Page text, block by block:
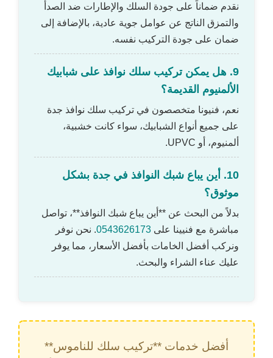
نقدم ضماناً على جودة السلك والإطارات ضد الصدأ
والتمزق الناتج عن عوامل جوية عادية، بالإضافة إلى
ضمان على جودة التركيب نفسه.
9. هل يمكن تركيب سلك نوافذ على شبابيك
الألمنيوم القديمة؟
نعم، فنيونا متخصصون في تركيب سلك نوافذ جدة
على جميع أنواع الشبابيك، سواء كانت خشبية،
ألمنيوم، أو UPVC.
10. أين يباع شبك النوافذ في جدة بشكل
موثوق؟
بدلاً من البحث عن **أين يباع شبك النوافذ**، تواصل
مباشرة مع فنيينا على0543626173. نحن نوفر
ونركب أفضل الخامات بأفضل الأسعار، مما يوفر
عليك عناء الشراء والبحث.
أفضل خدمات **تركيب سلك للناموس**